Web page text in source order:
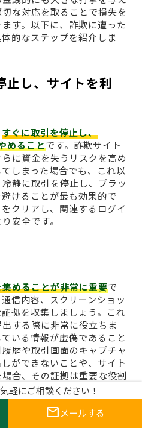
な対応を取ることで損失を
す。以下に、詐欺に遭った
的なステップを紹介しま
止し、サイトを利
すぐに取引を停止し、
めることです。詐欺サイト
に資金を失うリスクを高め
しまった場合でも、これ以
静に取引を停止し、プラッ
けることが最も効果的で
クリアし、関連するログイ
安全です。
めることが非常に重要で
信内容、スクリーンショッ
拠を収集しましょう。これ
する際に非常に役立ちま
いる情報が虚偽であること
歴や取引画面のキャプチャ
ができないことや、サイト
合、その証拠は重要な役割
する通報を行う
軽にご相談ください！
mail メールする